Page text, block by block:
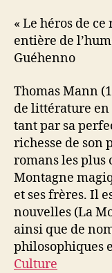
« Le héros de
entière de
Guéhenno
Thomas Mann
de littérature en
tant par sa
richesse de son
romans les plus
Montagne
et ses frères. Il
nouvelles (La
ainsi que de
philosophiques
Culture